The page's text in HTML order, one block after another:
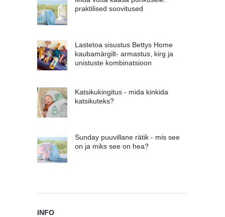
praktilised soovitused
Lastetoa sisustus Bettys Home
kaubamärgilt- armastus, kirg ja
unistuste kombinatsioon
Katsikukingitus - mida kinkida
katsikuteks?
Sunday puuvillane rätik - mis see
on ja miks see on hea?
INFO